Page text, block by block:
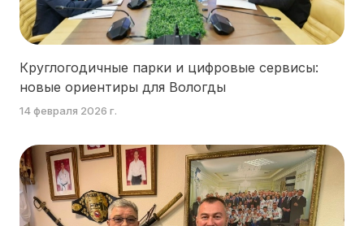
Круглогодичные парки и цифровые сервисы:
новые ориентиры для Вологды
14 февраля 2026 г.